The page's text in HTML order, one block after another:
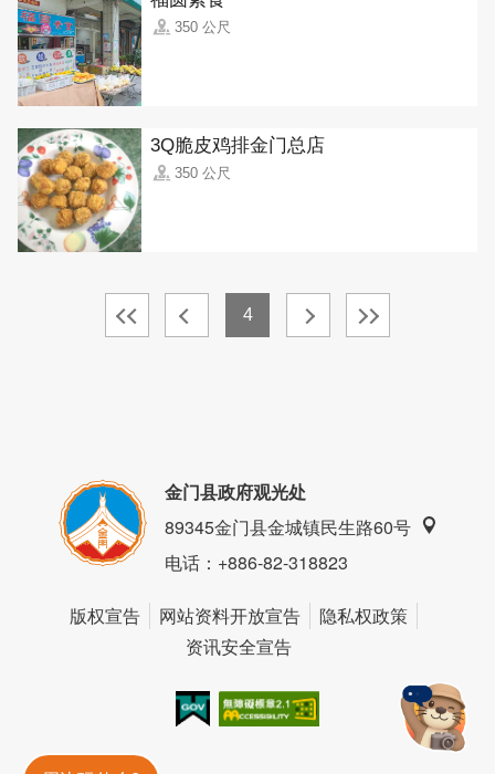
350 公尺
3Q脆皮鸡排金门总店
350 公尺
4
金门县政府观光处
89345金门县金城镇民生路60号
电话：+886-82-318823
版权宣告 网站资料开放宣告
隐私权政策
资讯安全宣告